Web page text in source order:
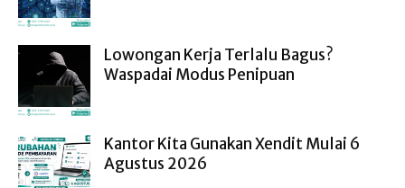
Lowongan Kerja Terlalu Bagus?
Waspadai Modus Penipuan
Kantor Kita Gunakan Xendit Mulai 6
Agustus 2026